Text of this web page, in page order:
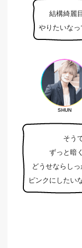
結構綺麗
やりたいな
SHUN
そう
ずっと暗
どうせならし
ピンクにしたい